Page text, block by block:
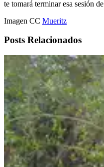
te tomará terminar esa sesión
Imagen CC Mueritz
Posts Relacionados